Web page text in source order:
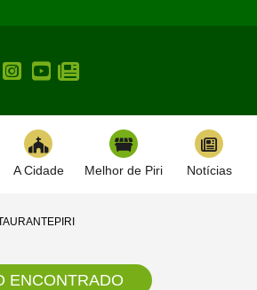
A Cidade Melhor de Piri Notícias
ENCONTRADO